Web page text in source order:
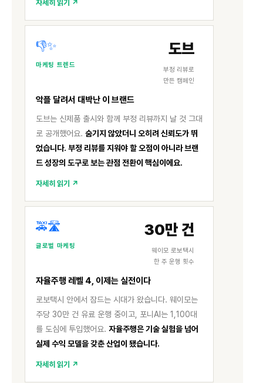
자세히 읽기 ↗
👎✨
마케팅 트렌드
도브
부정 리뷰로
만든 캠페인
악플 달려서 대박난 이 브랜드
도브는 신제품 출시와 함께 부정 리뷰까지 날 것 그대
로 공개했어요. 숨기지 않았더니 오히려 신뢰도가 뛰
었습니다. 부정 리뷰를 지워야 할 오점이 아니라 브랜
드 성장의 도구로 보는 관점 전환이 핵심이에요.
자세히 읽기 ↗
🚕🛣️
글로벌 마케팅
30만 건
웨이모 로보택시
한 주 운행 횟수
자율주행 레벨 4, 이제는 실전이다
로보택시 안에서 잠드는 시대가 왔습니다. 웨이모는
주당 30만 건 유료 운행 중이고, 포니AI는 1,100대
를 도심에 투입했어요. 자율주행은 기술 실험을 넘어
실제 수익 모델을 갖춘 산업이 됐습니다.
자세히 읽기 ↗